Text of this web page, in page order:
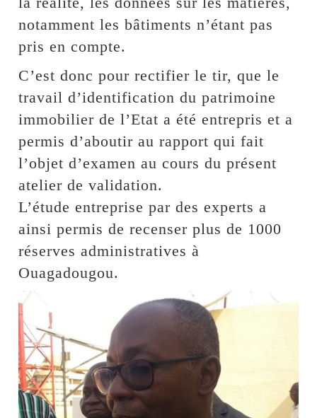
notamment les bâtiments n’étant pas
pris en compte.
C’est donc pour rectifier le tir, que le
travail d’identification du patrimoine
immobilier de l’Etat a été entrepris et a
permis d’aboutir au rapport qui fait
l’objet d’examen au cours du présent
atelier de validation.
L’étude entreprise par des experts a
ainsi permis de recenser plus de 1000
réserves administratives à
Ouagadougou.